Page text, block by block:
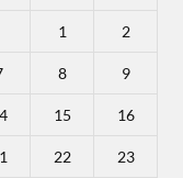
1 2
8 9
15 16
22 23